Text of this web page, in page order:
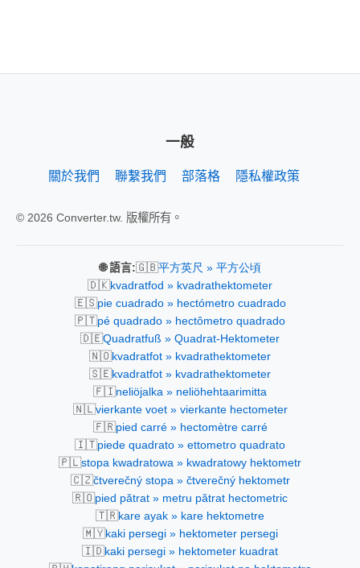
一般
關於我們 聯繫我們 部落格 隱私權政策
© 2026 Converter.tw. 版權所有。
🌐 語言:🇬🇧平方英尺 » 平方公頃
🇩🇰kvadratfod » kvadrathektometer
🇪🇸pie cuadrado » hectómetro cuadrado
🇵🇹pé quadrado » hectômetro quadrado
🇩🇪Quadratfuß » Quadrat-Hektometer
🇳🇴kvadratfot » kvadrathektometer
🇸🇪kvadratfot » kvadrathektometer
🇫🇮neliöjalka » neliöhehtaarimitta
🇳🇱vierkante voet » vierkante hectometer
🇫🇷pied carré » hectomètre carré
🇮🇹piede quadrato » ettometro quadrato
🇵🇱stopa kwadratowa » kwadratowy hektometr
🇨🇿čtverečný stopa » čtverečný hektometr
🇷🇴pied pătrat » metru pătrat hectometric
🇹🇷kare ayak » kare hektometre
🇲🇾kaki persegi » hektometer persegi
🇮🇩kaki persegi » hektometer kuadrat